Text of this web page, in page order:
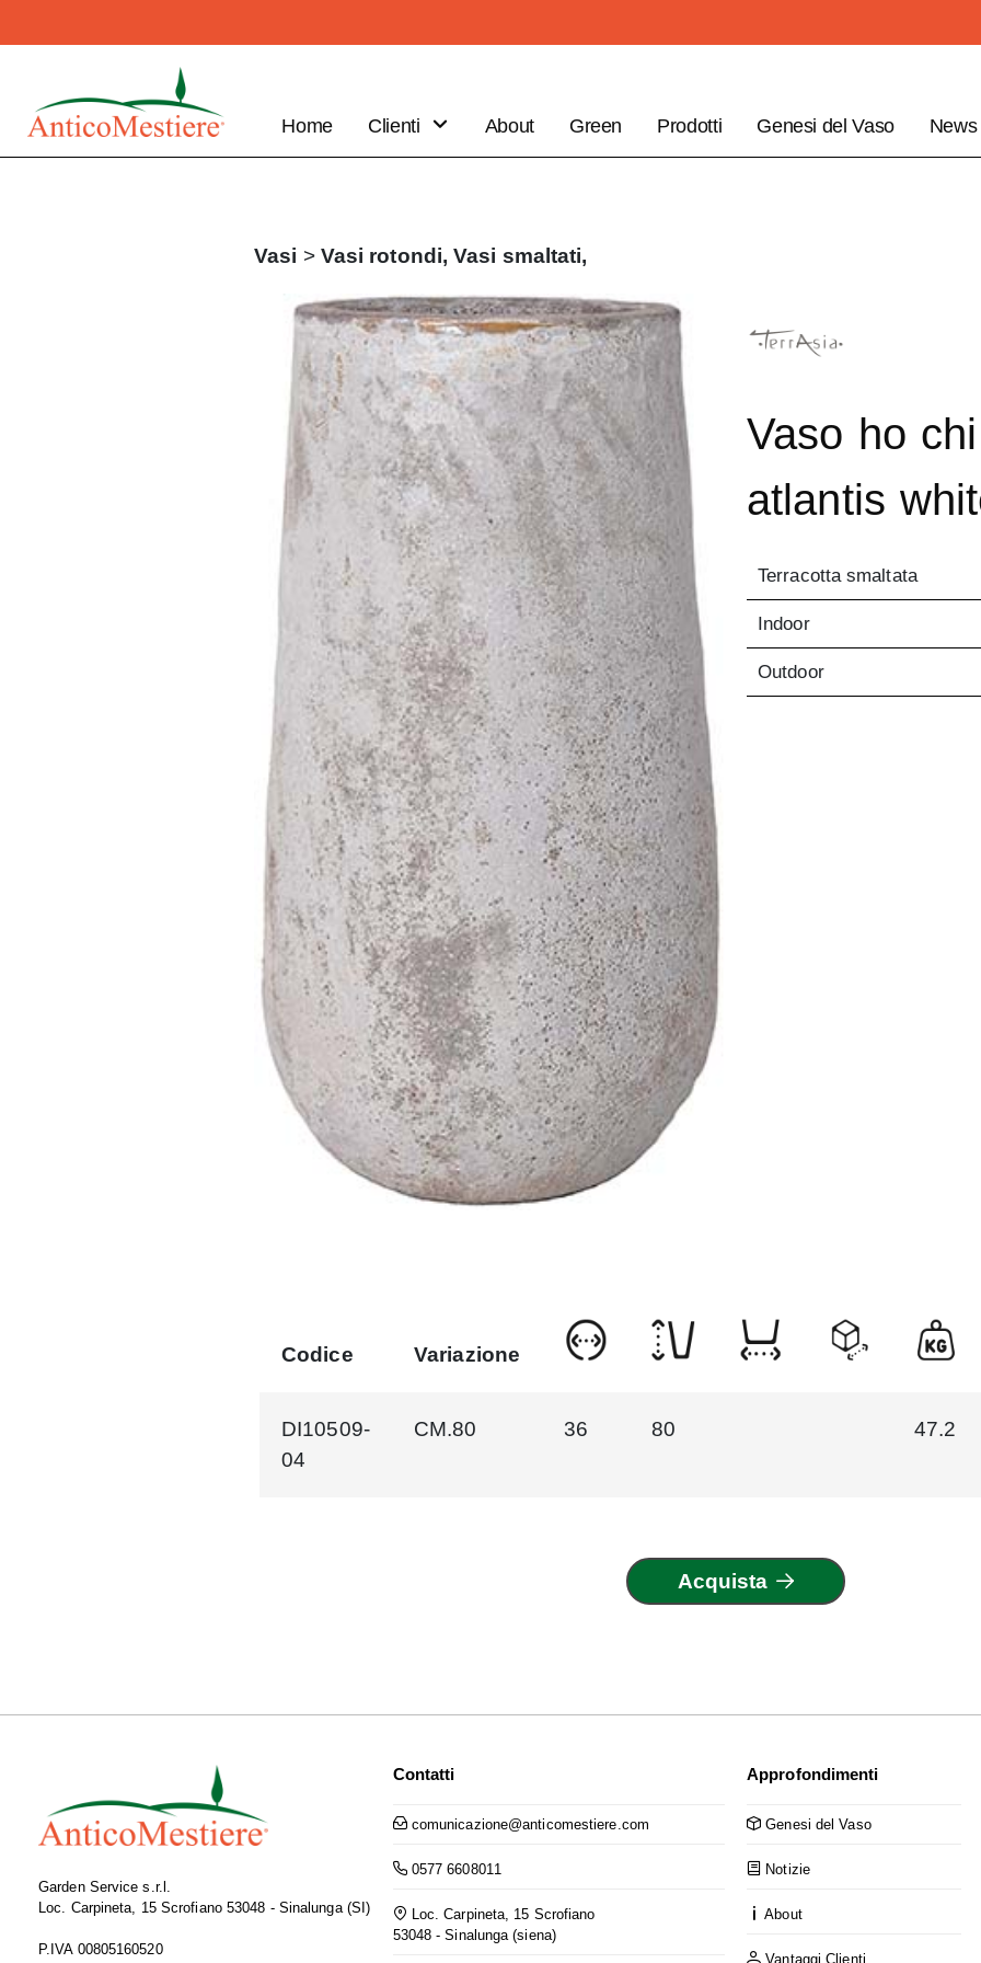
Home
Clienti
ordine
About Green Prodotti Genesi del Vaso News
Vasi > Vasi rotondi,Vasi smaltati,
Vaso ho
atlantis
Terracotta smaltata
Indoor
Outdoor
Codice Variazione
DI10509-
04
CM.80 36 80 47.2
Acquista
Garden Service s.r.l.
Loc. Carpineta, 15 Scrofiano 53048 - Sinalunga (SI)
P.IVA 00805160520
Contatti
comunicazione@anticomestiere.com
0577 6608011
Loc. Carpineta, 15 Scrofiano
53048 - Sinalunga (siena)
Approfondimenti
Genesi del Vaso
Notizie
About
Vantaggi Clienti